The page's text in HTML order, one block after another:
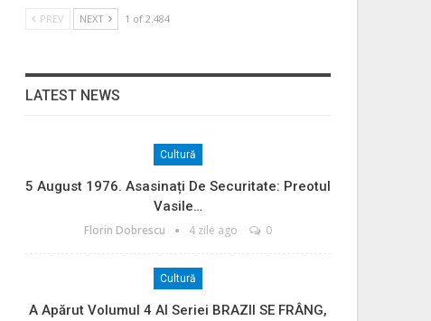
PREV NEXT 1 of 2.484
LATEST NEWS
Cultură
5 August 1976. Asasinați De Securitate: Preotul
Vasile…
Florin Dobrescu 4 zile ago 0
Cultură
A Apărut Volumul 4 Al Seriei BRAZII SE FRÂNG,